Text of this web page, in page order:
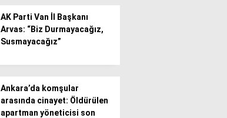
AK Parti Van İl Başkanı
Arvas: “Biz Durmayacağız,
Susmayacağız”
Ankara’da komşular
arasında cinayet: Öldürülen
apartman yöneticisi son